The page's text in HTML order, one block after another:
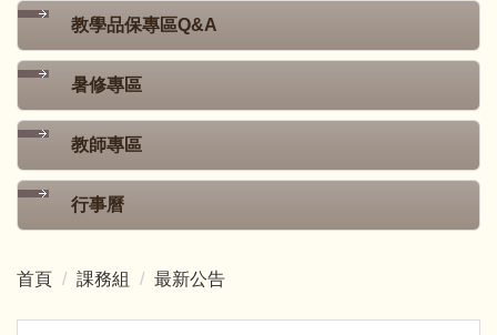
教學品保專區Q&A
暑修專區
教師專區
行事曆
首頁 課務組 最新公告